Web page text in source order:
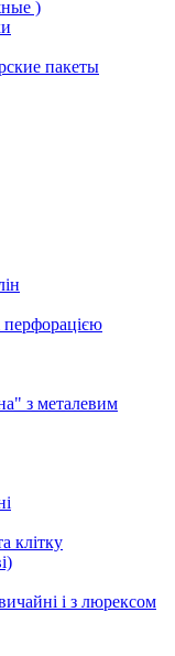
)
пакеты
перфорацією
з металевим
клітку
і з люрексом